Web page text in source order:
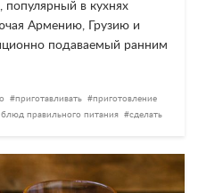
в кухнях
Армению, Грузию и
подаваемый ранним
приготавливать
приготовление
блюд правильного питания сделать